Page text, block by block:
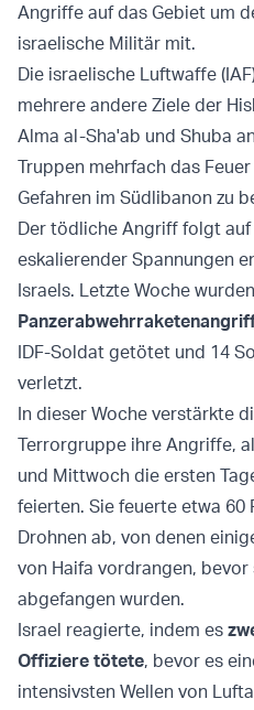
Angriffe auf das Gebiet um
israelische Militär mit.
Die israelische Luftwaffe
mehrere andere Ziele der
Alma al-Sha'ab und Shuba
Truppen mehrfach das
Gefahren im Südlibanon zu
Der tödliche Angriff folgt auf
eskalierender Spannungen
Israels. Letzte Woche
P
IDF-Soldat getötet und 14
verletzt.
In dieser Woche verstärkte
Terrorgruppe ihre Angriffe,
und Mittwoch die ersten
feierten. Sie feuerte etwa 60
Drohnen ab, von denen
von Haifa vordrangen,
abgefangen wurden.
Israel reagierte, indem es
Offiziere tötete, bevor es
intensivsten Wellen von